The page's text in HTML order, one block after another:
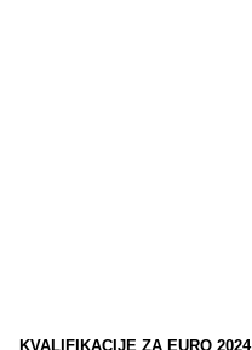
KVALIFIKACIJE ZA EURO 2024